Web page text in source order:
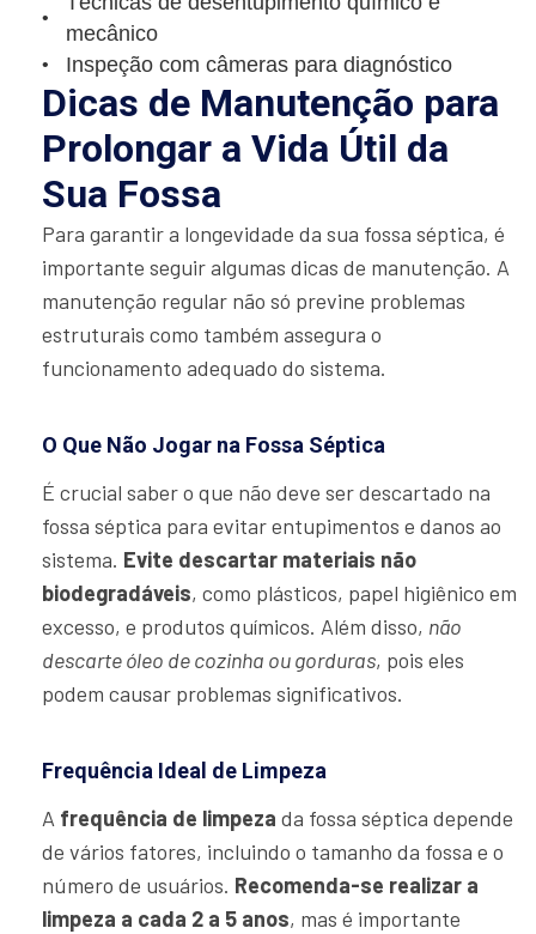
mecânico
Inspeção com câmeras para diagnóstico
Dicas de Manutenção para
Prolongar a Vida Útil da
Sua Fossa
Para garantir a longevidade da sua fossa séptica, é
importante seguir algumas dicas de manutenção. A
manutenção regular não só previne problemas
estruturais como também assegura o
funcionamento adequado do sistema.
O Que Não Jogar na Fossa Séptica
É crucial saber o que não deve ser descartado na
fossa séptica para evitar entupimentos e danos ao
sistema. Evite descartar materiais não
biodegradáveis, como plásticos, papel higiênico em
excesso, e produtos químicos. Além disso, não
descarte óleo de cozinha ou gorduras, pois eles
podem causar problemas significativos.
Frequência Ideal de Limpeza
A frequência de limpeza da fossa séptica depende
de vários fatores, incluindo o tamanho da fossa e o
número de usuários. Recomenda-se realizar a
limpeza a cada 2 a 5 anos, mas é importante